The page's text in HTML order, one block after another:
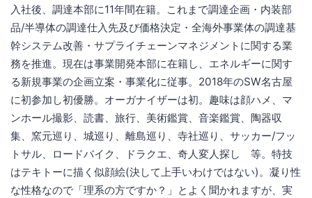
入社後、調達本部に11年間在籍。これまで調達企画・内装部
品/半導体の調達仕入先及び価格決定・全海外事業体の調達基
幹システム改善・サプライチェーンマネジメントに関する業
務を推進。現在は事業開発本部に在籍し、エネルギーに関す
る新規事業の企画立案・事業化に従事。2018年のSW名古屋
に初参加し初優勝。オーガナイザーは初。趣味は顔ハメ、マ
ンホール撮影、読書、旅行、美術鑑賞、音楽鑑賞、陶器収
集、窯元巡り、城巡り、離島巡り、寺社巡り、サッカー/フッ
トサル、ロードバイク、ドラクエ、奇人変人探し 等。特技
はテキトーに描く似顔絵(決して上手いわけではない)。凝り性
な性格なので「理系の方ですか？」とよく聞かれますが、実